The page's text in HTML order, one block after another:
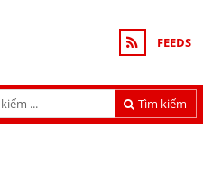
FEEDS
Tìm kiếm